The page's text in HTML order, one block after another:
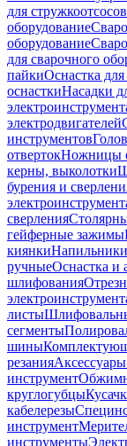
для стружкоотсосов
оборудование
оборудование
для сварочного
пайкиОснастка
оснасткиНасадки
электродвигателей
инструментов
отвертокНожницы
керны, выколотки
бурения и
сверления
гейферные зажимы
киянкиНапильники
ручныеОснастка и
шлифования
листы
сегменты
шины
резания
инструмент
круглогубцы
кабелерезы
инструмент
инструменты